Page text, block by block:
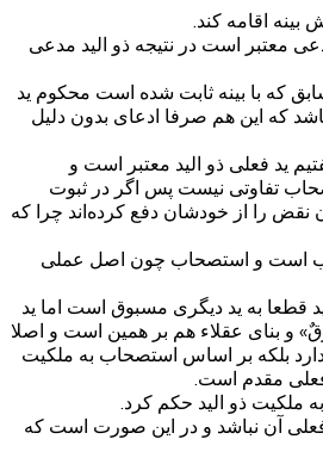
اقامه کند.
معتبر است در نتیجه ذو الید مدعی
که با بینه ثابت شده است محکوم ید
که این هم صرفا ادعای بدون دلیل
ید فعلی ذو الید معتبر است و
تفاوتی نیست پس اگر در ثبوت
نقض را از خودشان دفع کرده‌اند چرا که
است و استصحاب چون اصل عملی
قطعا به ید دیگری مسبوق است اما ید
و بنای عقلاء هم بر همین است و اصلا
بلکه بر اساس استصحاب به ملکیت
فعلی مقدم است.
ملکیت ذو الید حکم کرد.
آن نباشد و در این صورت است که